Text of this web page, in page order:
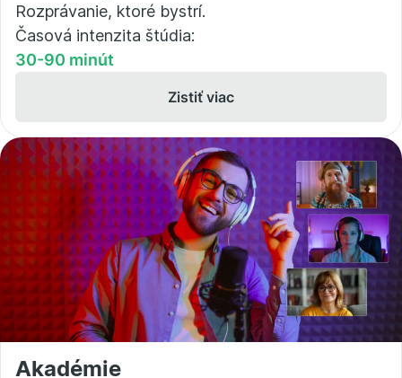
Rozprávanie, ktoré bystrí.
Časová intenzita štúdia:
30-90 minút
Zistiť viac
Akadémie